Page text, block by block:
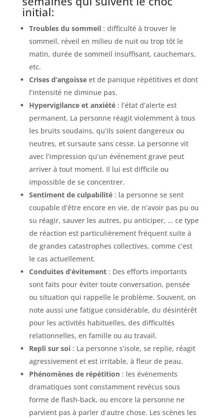
initial:
Troubles du sommeil: difficulté à trouver le
sommeil, réveil en milieu de nuit ou trop tôt le
matin, durée de sommeil insuffisant, cauchemars,
etc.
Crises d’angoisseet de panique répétitives et dont
l’intensité ne diminue pas.
Hypervigilance et anxiété : l’état d’alerte est
permanent. La personne réagit violemment à tous
les bruits soudains, qu’ils soient dangereux ou
neutres, et sursaute sans cesse. La personne vit
avec l’impression qu’un événement grave peut
arriver à tout moment. Il lui est difficile ou
impossible de se concentrer.
Sentiment de culpabilité : la personne se sent
coupable d’être encore en vie, de n’avoir pas pu ou
su réagir, sauver les autres, pu anticiper, … ce type
de réaction est particulièrement fréquent suite à
de grandes catastrophes collectives, comme c’est
le cas actuellement.
Conduites d’évitement : Des efforts importants
sont faits pour éviter toute conversation, pensée
ou situation qui rappelle le problème. Souvent, on
note aussi une fatigue considérable, du désintérêt
pour les activités habituelles, des difficultés
relationnelles, en famille ou au travail.
Repli sur soi : La personne s’isole, se replie, réagit
agressivement et est irritable, à fleur de peau.
Phénomènes de répétition : les événements
dramatiques sont constamment revécus sous
forme de flash-back, ou encore la personne ne
parvient pas à parler d’autre chose. Les scènes les